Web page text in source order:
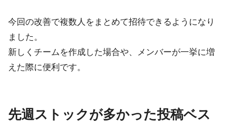
今回の改善で複数人をまとめて招待できるようになり
ました。
新しくチームを作成した場合や、メンバーが一挙に増
えた際に便利です。
先週ストックが多かった投稿ベス